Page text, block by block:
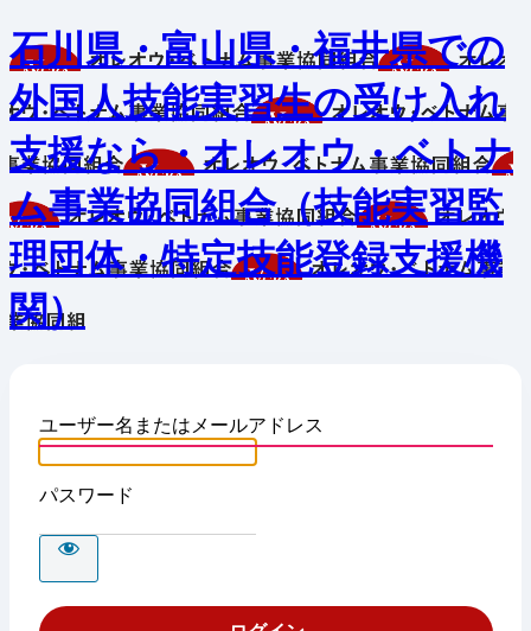
石川県・富山県・福井県での
外国人技能実習生の受け入れ
支援なら・オレオウ・ベトナ
ム事業協同組合（技能実習監
理団体・特定技能登録支援機
関）
ユーザー名またはメールアドレス
パスワード